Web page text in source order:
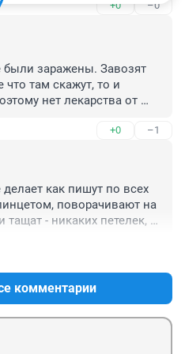
+0 –0
заражены. Завозят
что там скажут, то и
нет лекарства от
когда заражаются
+0 –1
как пишут по всех
поворачивают на
тащат - никаких петелек,
"за две недели до
перестают ставить
эпид.сезон" (т.е.
клещах весной) - сколько
комментарии